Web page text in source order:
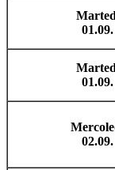
01.09.
01.09.
02.09.